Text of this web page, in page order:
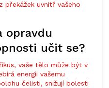
uvnitř vašeho
opravdu
učit se?
vaše tělo může být v
energii vašemu
čelisti, snižují bolesti